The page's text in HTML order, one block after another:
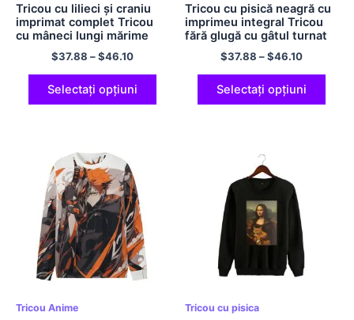
Tricou cu lilieci și craniu
imprimat complet Tricou
cu mâneci lungi mărime
UE, cu decolteu O, Cămașă
de Halloween pentru
bărbați și femei Tricou din
poliester
$37.88 –$46.10
Selectați opțiuni
Tricou cu pisică neagră cu
imprimeu integral Tricou
fără glugă cu gâtul turnat
Tricou confortabil din
poliester pentru bărbați și
femei Cămăși cu pisici
$37.88 –$46.10
Selectați opțiuni
Tricou Anime Tricou cu pisica